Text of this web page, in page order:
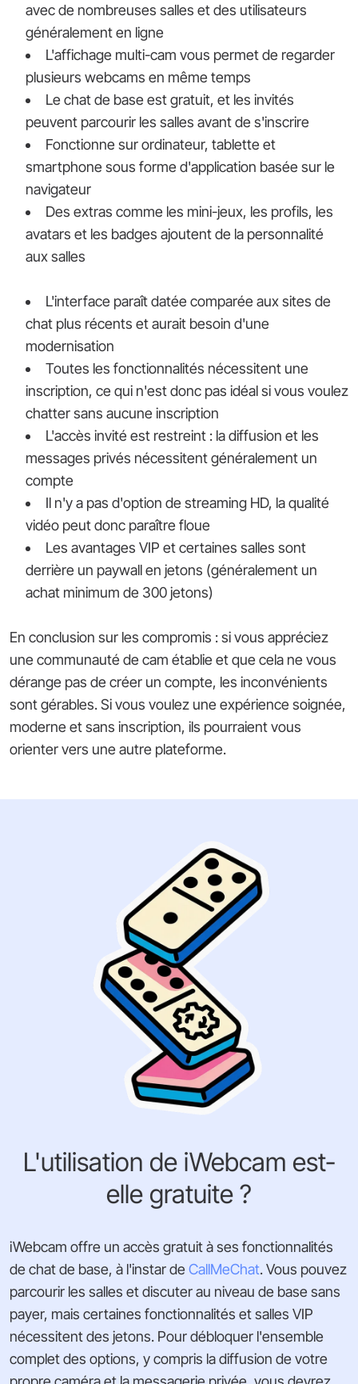
avec de nombreuses salles et des utilisateurs
généralement en ligne
L'affichage multi-cam vous permet de regarder
plusieurs webcams en même temps
Le chat de base est gratuit, et les invités
peuvent parcourir les salles avant de s'inscrire
Fonctionne sur ordinateur, tablette et
smartphone sous forme d'application basée sur le
navigateur
Des extras comme les mini-jeux, les profils, les
avatars et les badges ajoutent de la personnalité
aux salles
L'interface paraît datée comparée aux sites de
chat plus récents et aurait besoin d'une
modernisation
Toutes les fonctionnalités nécessitent une
inscription, ce qui n'est donc pas idéal si vous voulez
chatter sans aucune inscription
L'accès invité est restreint : la diffusion et les
messages privés nécessitent généralement un
compte
Il n'y a pas d'option de streaming HD, la qualité
vidéo peut donc paraître floue
Les avantages VIP et certaines salles sont
derrière un paywall en jetons (généralement un
achat minimum de 300 jetons)
En conclusion sur les compromis : si vous appréciez
une communauté de cam établie et que cela ne vous
dérange pas de créer un compte, les inconvénients
sont gérables. Si vous voulez une expérience soignée,
moderne et sans inscription, ils pourraient vous
orienter vers une autre plateforme.
L'utilisation de iWebcam est-
elle gratuite ?
iWebcam offre un accès gratuit à ses fonctionnalités
de chat de base, à l'instar de CallMeChat. Vous pouvez
parcourir les salles et discuter au niveau de base sans
payer, mais certaines fonctionnalités et salles VIP
nécessitent des jetons. Pour débloquer l'ensemble
complet des options, y compris la diffusion de votre